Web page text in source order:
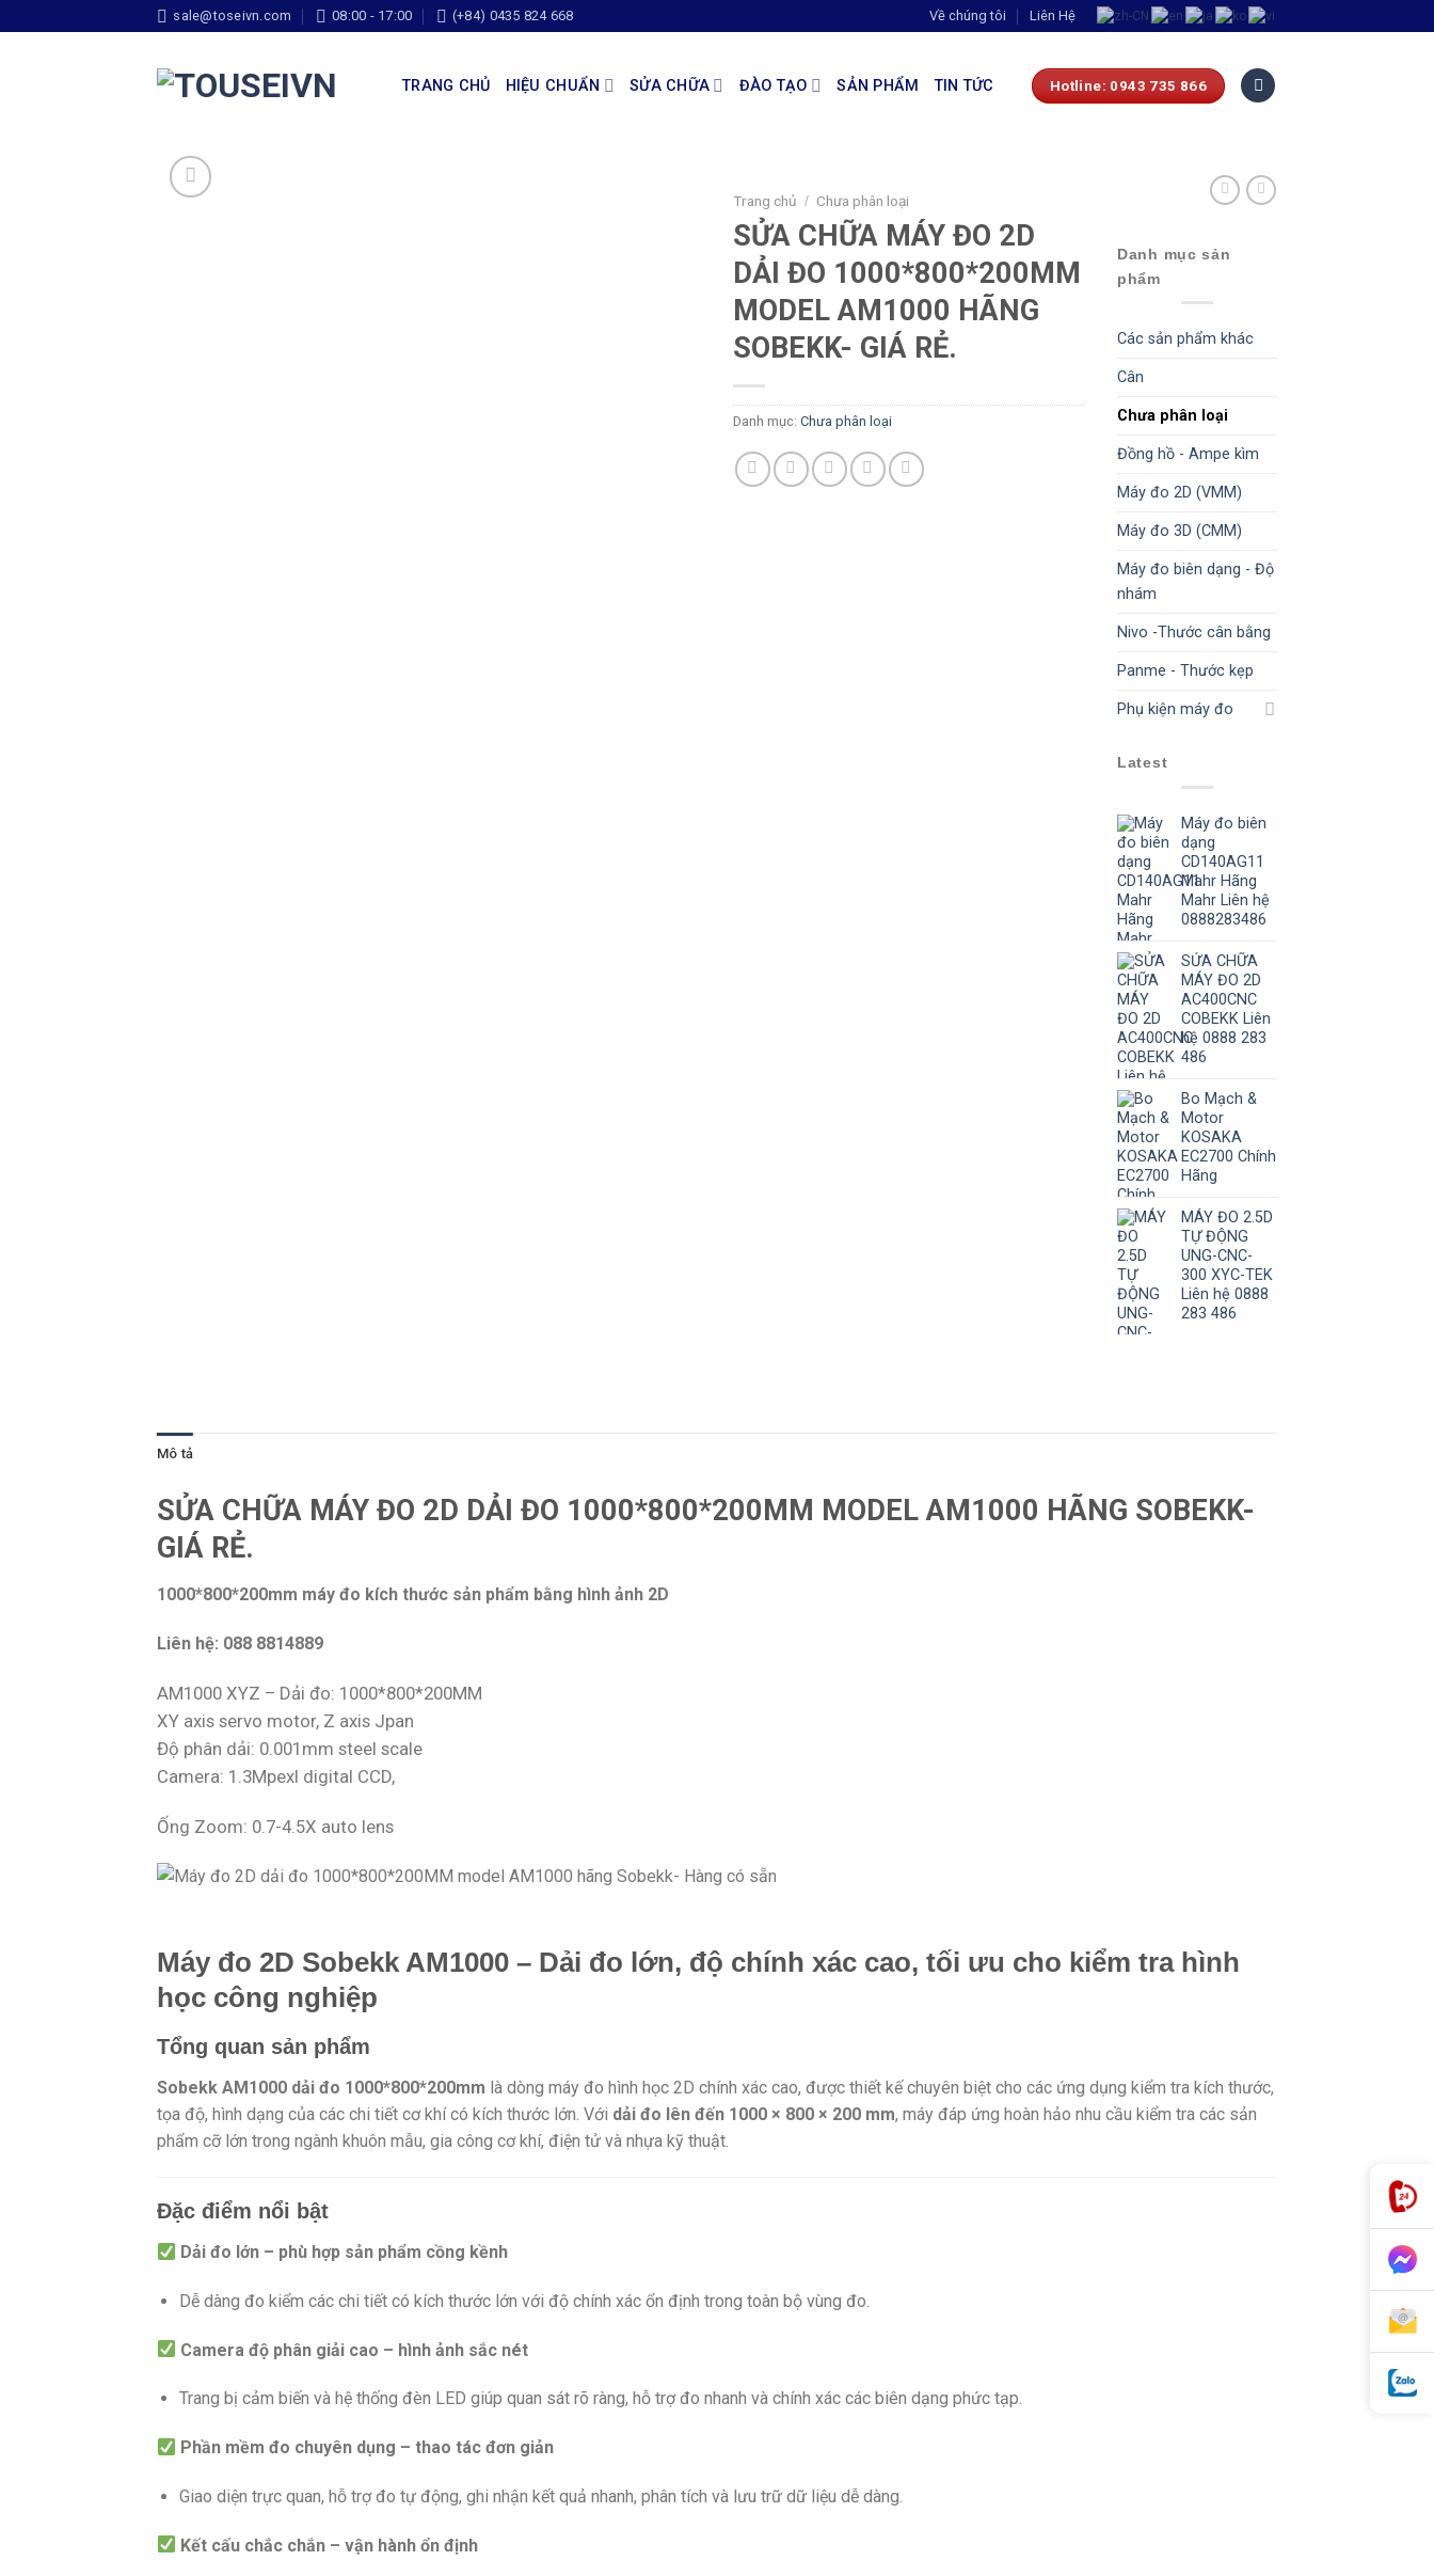
sale@toseivn.com 08:00 - 17:00 (+84) 0435 824 668 Về chúng tôi Liên Hệ
TRANG CHỦ HIỆU CHUẨN SỬA CHỮA ĐÀO TẠO SẢN PHẨM TIN TỨC Hotline: 0943 735 866
Trang chủ / Chưa phân loại
SỬA CHỮA MÁY ĐO 2D
DẢI ĐO 1000*800*200MM
MODEL AM1000 HÃNG
SOBEKK- GIÁ RẺ.
Danh mục: Chưa phân loại
Danh mục sản
phẩm
Các sản phẩm khác
Cân
Chưa phân loại
Đồng hồ - Ampe kìm
Máy đo 2D (VMM)
Máy đo 3D (CMM)
Máy đo biên dạng - Độ
nhám
Nivo -Thước cân bằng
Panme - Thước kẹp
Phụ kiện máy đo
Latest
Máy đo biên
dạng
CD140AG11
Mahr Hãng
Mahr Liên hệ
0888283486
SỬA CHỮA
MÁY ĐO 2D
AC400CNC
COBEKK Liên
hệ 0888 283
486
Bo Mạch &
Motor
KOSAKA
EC2700 Chính
Hãng
MÁY ĐO 2.5D
TỰ ĐỘNG
UNG-CNC-
300 XYC-TEK
Liên hệ 0888
283 486
Mô tả
SỬA CHỮA MÁY ĐO 2D DẢI ĐO 1000*800*200MM MODEL AM1000 HÃNG SOBEKK-
GIÁ RẺ.
1000*800*200mm máy đo kích thước sản phẩm bằng hình ảnh 2D
Liên hệ: 088 8814889
AM1000 XYZ – Dải đo: 1000*800*200MM
XY axis servo motor, Z axis Jpan
Độ phân dải: 0.001mm steel scale
Camera: 1.3Mpexl digital CCD,
Ống Zoom: 0.7-4.5X auto lens
Máy đo 2D Sobekk AM1000 – Dải đo lớn, độ chính xác cao, tối ưu cho kiểm tra hình
học công nghiệp
Tổng quan sản phẩm
Sobekk AM1000 dải đo 1000*800*200mm là dòng máy đo hình học 2D chính xác cao, được thiết kế chuyên biệt cho các ứng dụng kiểm tra kích thước,
tọa độ, hình dạng của các chi tiết cơ khí có kích thước lớn. Với dải đo lên đến 1000 × 800 × 200 mm, máy đáp ứng hoàn hảo nhu cầu kiểm tra các sản
phẩm cỡ lớn trong ngành khuôn mẫu, gia công cơ khí, điện tử và nhựa kỹ thuật.
Đặc điểm nổi bật
Dải đo lớn – phù hợp sản phẩm cồng kềnh
Dễ dàng đo kiểm các chi tiết có kích thước lớn với độ chính xác ổn định trong toàn bộ vùng đo.
Camera độ phân giải cao – hình ảnh sắc nét
Trang bị cảm biến và hệ thống đèn LED giúp quan sát rõ ràng, hỗ trợ đo nhanh và chính xác các biên dạng phức tạp.
Phần mềm đo chuyên dụng – thao tác đơn giản
Giao diện trực quan, hỗ trợ đo tự động, ghi nhận kết quả nhanh, phân tích và lưu trữ dữ liệu dễ dàng.
Kết cấu chắc chắn – vận hành ổn định